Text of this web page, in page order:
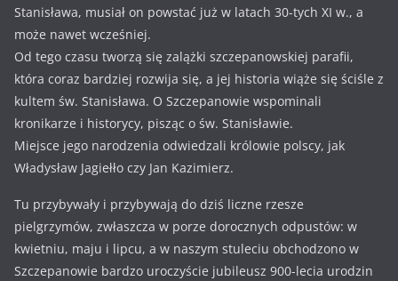
Stanisława, musiał on powstać już w latach 30-tych XI w., a
może nawet wcześniej.
Od tego czasu tworzą się zalążki szczepanowskiej parafii,
która coraz bardziej rozwija się, a jej historia wiąże się ściśle z
kultem św. Stanisława. O Szczepanowie wspominali
kronikarze i historycy, pisząc o św. Stanisławie.
Miejsce jego narodzenia odwiedzali królowie polscy, jak
Władysław Jagiełło czy Jan Kazimierz.
Tu przybywały i przybywają do dziś liczne rzesze
pielgrzymów, zwłaszcza w porze dorocznych odpustów: w
kwietniu, maju i lipcu, a w naszym stuleciu obchodzono w
Szczepanowie bardzo uroczyście jubileusz 900-lecia urodzin